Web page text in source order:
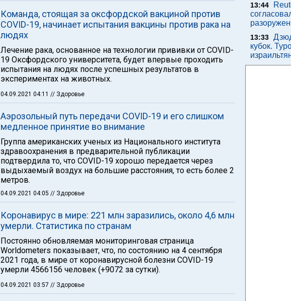
Команда, стоящая за оксфордской вакциной против
COVID-19, начинает испытания вакцины против рака на
людях
Лечение рака, основанное на технологии прививки от COVID-
19 Оксфордского университета, будет впервые проходить
испытания на людях после успешных результатов в
экспериментах на животных.
04.09.2021 04:11 // Здоровье
Аэрозольный путь передачи COVID-19 и его слишком
медленное принятие во внимание
Группа американских ученых из Национального института
здравоохранения в предварительной публикации
подтвердила то, что COVID-19 хорошо передается через
выдыхаемый воздух на большие расстояния, то есть более 2
метров.
04.09.2021 04:05 // Здоровье
Коронавирус в мире: 221 млн заразились, около 4,6 млн
умерли. Статистика по странам
Постоянно обновляемая мониторинговая страница
Worldometers показывает, что, по состоянию на 4 сентября
2021 года, в мире от коронавирусной болезни COVID-19
умерли 4566156 человек (+9072 за сутки).
04.09.2021 03:57 // Здоровье
13:44
13:33
кубок.